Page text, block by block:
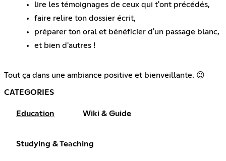
lire les témoignages de ceux qui t'ont précédés,
faire relire ton dossier écrit,
préparer ton oral et bénéficier d'un passage blanc,
et bien d'autres !
Tout ça dans une ambiance positive et bienveillante. 😉
CATEGORIES
Education Wiki & Guide
Studying & Teaching